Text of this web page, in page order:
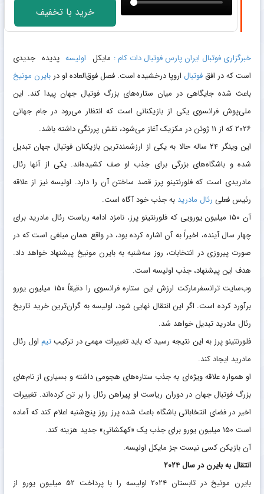
خرید با تخفیف
خبرگزاری فوتبال ایران پارس فوتبال دات کام : مایکل اولیسهپدیده جدیدی
است که در افق فوتبال اروپا درخشیده است. فصل فوق‌العاده او دربایرن مونیخ
باعث شده جایگاهی در میان ستاره‌های بزرگ فوتبال جهان پیدا کند. این
ملی‌پوش فرانسوی یکی از بازیکنانی است که انتظار می‌رود در جام جهانی
۲۰۲۶ که از ۱۱ ژوئن در مکزیک آغاز می‌شود، نقش پررنگی داشته باشد.
این وینگر ۲۴ ساله حالا به یکی از ارزشمندترین بازیکنان فوتبال جهان تبدیل
شده و باشگاه‌های بزرگی برای جذب او صف کشیده‌اند. یکی از آنها رئال
مادریدی است که فلورنتینو پرز قصد ساختن آن را دارد. اولیسه نیز از علاقه
رئیس فعلی رئال مادرید به جذب خود آگاه است.
آن ۱۵۰ میلیون یورویی که فلورنتینو پرز، نامزد ادامه ریاست رئال مادرید برای
چهار سال آینده، اخیراً به آن اشاره کرده بود، در واقع همان مبلغی است که در
صورت پیروزی در انتخابات، روز سه‌شنبه به بایرن مونیخ پیشنهاد خواهد داد.
هدف این پیشنهاد، جذب اولیسه است.
وب‌سایت ترانسفرمارکت ارزش این ستاره فرانسوی را دقیقاً ۱۵۰ میلیون یورو
برآورد کرده است. اگر این انتقال نهایی شود، اولیسه به گران‌ترین خرید تاریخ
رئال مادرید تبدیل خواهد شد.
فلورنتینو پرز به این نتیجه رسید که باید تغییرات مهمی در ترکیبتیماول رئال
مادرید ایجاد کند.
او همواره علاقه ویژه‌ای به جذب ستاره‌های هجومی داشته و بسیاری از نام‌های
بزرگ فوتبال جهان در دوران ریاست او پیراهن رئال را بر تن کرده‌اند. تغییرات
اخیر در فضای انتخاباتی باشگاه باعث شده پرز روز پنج‌شنبه اعلام کند که آماده
است ۱۵۰ میلیون یورو برای جذب یک «کهکشانی» جدید هزینه کند.
آن بازیکن کسی نیست جز مایکل اولیسه.
انتقال به بایرن در سال ۲۰۲۴
بایرن مونیخ در تابستان ۲۰۲۴ اولیسه را با پرداخت ۵۲ میلیون یورو از